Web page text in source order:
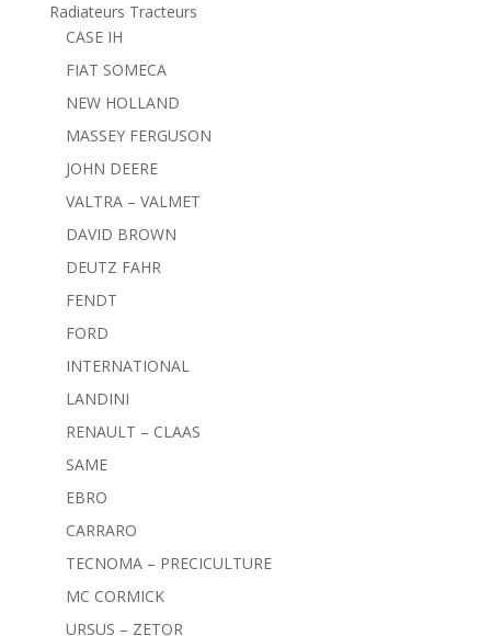
Radiateurs Tracteurs
CASE IH
FIAT SOMECA
NEW HOLLAND
MASSEY FERGUSON
JOHN DEERE
VALTRA – VALMET
DAVID BROWN
DEUTZ FAHR
FENDT
FORD
INTERNATIONAL
LANDINI
RENAULT – CLAAS
SAME
EBRO
CARRARO
TECNOMA – PRECICULTURE
MC CORMICK
URSUS – ZETOR